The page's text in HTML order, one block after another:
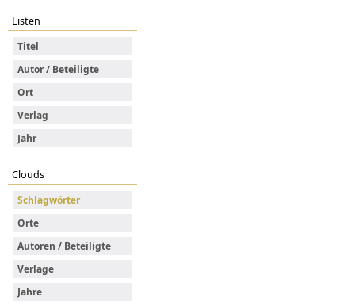
Listen
Titel
Autor / Beteiligte
Ort
Verlag
Jahr
Clouds
Schlagwörter
Orte
Autoren / Beteiligte
Verlage
Jahre